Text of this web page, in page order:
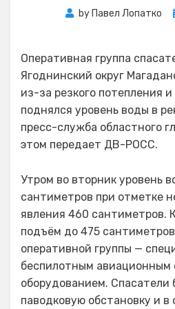
by Павел Лопатко
Оперативная группа
Ягоднинский округ
из-за резкого потепления
поднялся уровень воды в
пресс-служба областного
этом передает ДВ-РОСС.
Утром во вторник уровень
сантиметров при отметке
явления 460 сантиметров.
подъём до 475
оперативной группы —
беспилотным авиационным
оборудованием. Спасатели
паводковую обстановку и в